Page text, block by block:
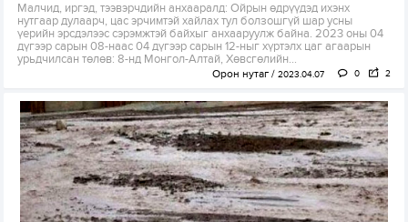
Малчид, иргэд, тээвэрчдийн анхааралд: Ойрын өдрүүдэд ихэнх
нутгаар дулаарч, цас эрчимтэй хайлах тул болзошгүй шар усны
үерийн эрсдэлээс сэрэмжтэй байхыг анхааруулж байна. 2023 оны 04
дүгээр сарын 08-наас 04 дүгээр сарын 12-ныг хүртэлх цаг агаарын
урьдчилсан төлөв: 8-нд Монгол-Алтай, Хөвсгөлийн...
Орон нутаг 2023.04.07 0 2